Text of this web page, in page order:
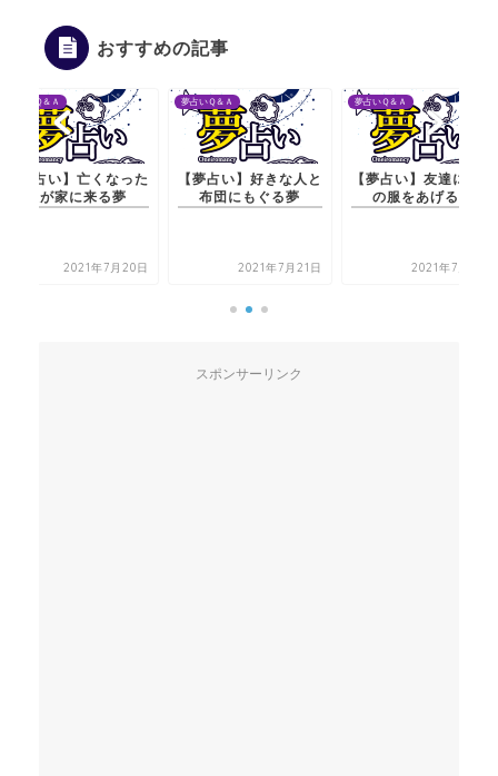
おすすめの記事
夢占いＱ＆Ａ
【夢占い】亡くなった
人が家に来る夢
2021年7月20日
夢占いＱ＆Ａ
【夢占い】好きな人と
布団にもぐる夢
2021年7月21日
夢占いＱ＆Ａ
【夢占い】友達に自分
の服をあげる夢
2021年7月21日
スポンサーリンク